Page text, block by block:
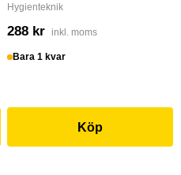
Hygienteknik
288 kr inkl. moms
Bara 1 kvar
Köp